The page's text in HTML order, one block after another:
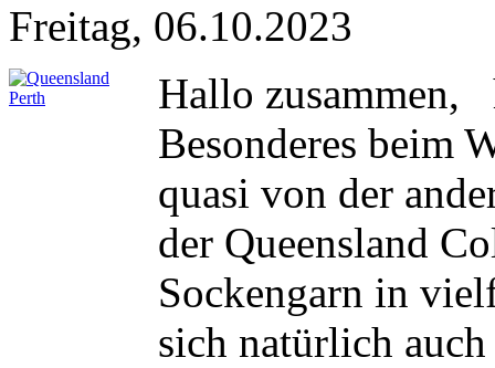
Freitag, 06.10.2023
Hallo zusammen,
Besonderes beim
quasi von der
der Queensland
Sockengarn in
sich natürlich